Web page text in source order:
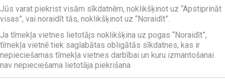
Jūs varat piekrist visām sīkdatnēm, noklikšķinot uz “Apstiprināt
visas”, vai noraidīt tās, noklikšķinot uz “Noraidīt”.
Ja tīmekļa vietnes lietotājs noklikšķina uz pogas “Noraidīt”,
tīmekļa vietnē tiek saglabātas obligātās sīkdatnes, kas ir
nepieciešamas tīmekļa vietnes darbībai un kuru izmantošanai
nav nepieciešama lietotāja piekrišana
Cena ar PVN
PĒC PIEPRASĪJUMA
0,00€